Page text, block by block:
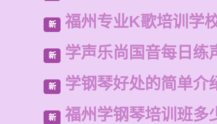
新 福州专业K歌培训学
新 学声乐尚国音每日练
新 学钢琴好处的简单介
新 福州学钢琴培训班多